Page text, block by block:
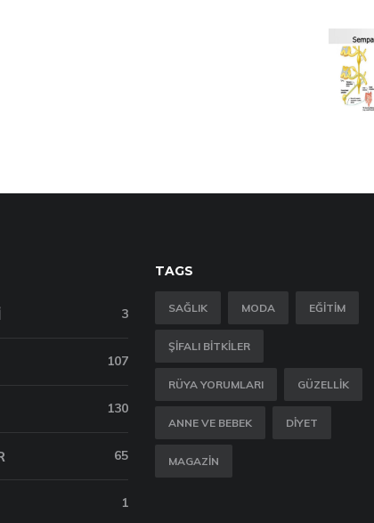
3
107
130
65
1
TAGS
SAĞLIK MODA EĞITIM
ŞIFALI BITKILER
RÜYA YORUMLARI GÜZELLIK
ANNE VE BEBEK DIYET
MAGAZIN